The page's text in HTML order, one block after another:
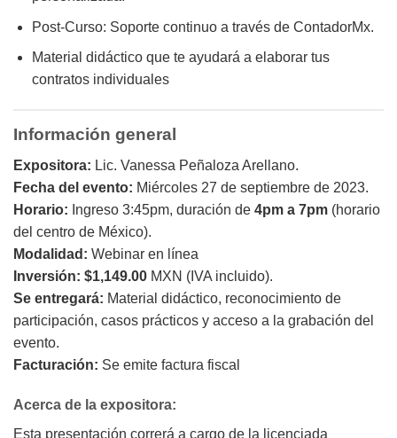
Post-Curso: Soporte continuo a través de ContadorMx.
Material didáctico que te ayudará a elaborar tus
contratos individuales
Información general
Expositora: Lic. Vanessa Peñaloza Arellano.
Fecha del evento: Miércoles 27 de septiembre de 2023.
Horario: Ingreso 3:45pm, duración de 4pm a 7pm (horario
del centro de México).
Modalidad: Webinar en línea
Inversión: $1,149.00 MXN (IVA incluido).
Se entregará: Material didáctico, reconocimiento de
participación, casos prácticos y acceso a la grabación del
evento.
Facturación: Se emite factura fiscal
Acerca de la expositora:
Esta presentación correrá a cargo de la licenciada